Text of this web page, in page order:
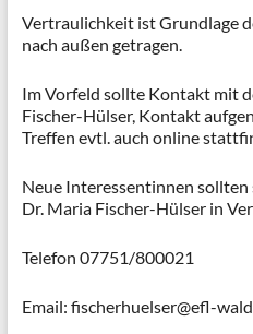
Vertraulichkeit ist Grundlage
nach außen getragen.
Im Vorfeld sollte Kontakt mit
Fischer-Hülser, Kontakt
Treffen evtl. auch online
Neue Interessentinnen sollten
Dr. Maria Fischer-Hülser in
Telefon 07751/800021
Email: fischerhuelser@efl-